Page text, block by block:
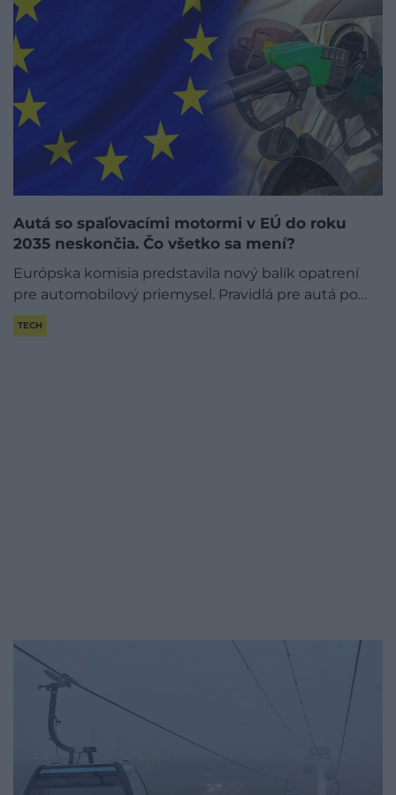
Autá so spaľovacími motormi v EÚ do roku
2035 neskončia. Čo všetko sa mení?
Európska komisia predstavila nový balík opatrení
pre automobilový priemysel. Pravidlá pre autá po…
TECH